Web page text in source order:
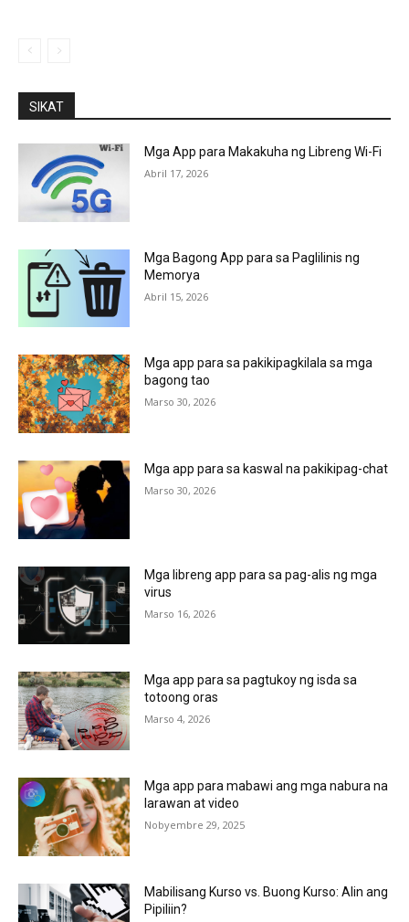
SIKAT
Mga App para Makakuha ng Libreng Wi-Fi
Abril 17, 2026
Mga Bagong App para sa Paglilinis ng
Memorya
Abril 15, 2026
Mga app para sa pakikipagkilala sa mga
bagong tao
Marso 30, 2026
Mga app para sa kaswal na pakikipag-chat
Marso 30, 2026
Mga libreng app para sa pag-alis ng mga
virus
Marso 16, 2026
Mga app para sa pagtukoy ng isda sa
totoong oras
Marso 4, 2026
Mga app para mabawi ang mga nabura na
larawan at video
Nobyembre 29, 2025
Mabilisang Kurso vs. Buong Kurso: Alin ang
Pipiliin?